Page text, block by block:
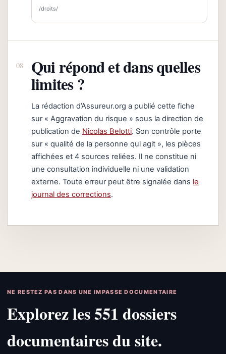
/droits/
Qui répond et dans quelles
limites ?
La rédaction d’Assureur.org a publié cette fiche
sur « Aggravation du risque » sous la direction de
publication de Nicolas Belotti. Son contrôle porte
sur « qualité de la personne qui agit », les pièces
affichées et 4 sources reliées. Il ne constitue ni
une consultation individuelle ni une validation
externe. Toute erreur peut être signalée dans le
journal des corrections.
NE RESTEZ PAS DANS UNE IMPASSE DOCUMENTAIRE
Explorez les 551 dossiers
documentaires du site.